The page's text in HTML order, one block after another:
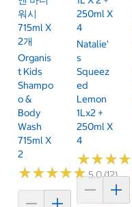
워시
715ml X
2개
Organis
T Kids
Shampo
O &
Body
Wash
715ml X
2
★★★★★
★★★★★5.0 (12)
250ml X
4
Natalie'
S
Squeez
Ed
Lemon
1Lx2 +
250ml X
4
★★★★
★★★★